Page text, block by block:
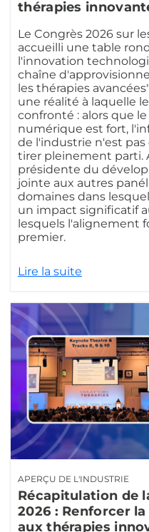
thérapies
Le Congrès 2026 sur
accueilli une table
l'innovation
chaîne
les thérapies
une réalité à laquelle
confronté : alors que
numérique est fort,
de l'industrie n'est
tirer pleinement parti.
présidente du
jointe aux autres
domaines dans
un impact significatif
lesquels l'alignement
premier.
Lire la suite
APERÇU DE L'INDUSTRIE
Récapitulation de
2026 : Renforcer
aux thérapies